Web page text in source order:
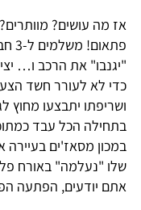
אז מה עושים?
"יגנבו" את הרכב ו…
כדי לא לעורר חשד
ושריפתו יתבצעו מחוץ
בתחילה הכל עבד
במכון מסאז'ים בעיירה
שלו "נעלמה" באורח
אתם יודעים, הפתעה